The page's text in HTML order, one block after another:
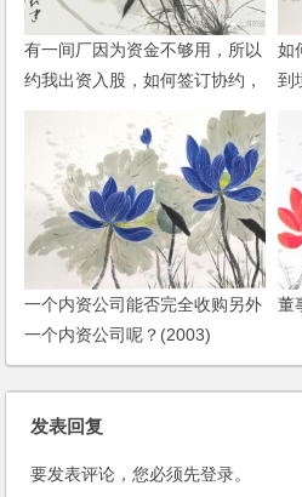
有一间厂因为资金不够用，所以
约我出资入股，如何签订协约，
如
到
一个内资公司能否完全收购另外
一个内资公司呢？(2003)
董
发表回复
要发表评论，您必须先登录。